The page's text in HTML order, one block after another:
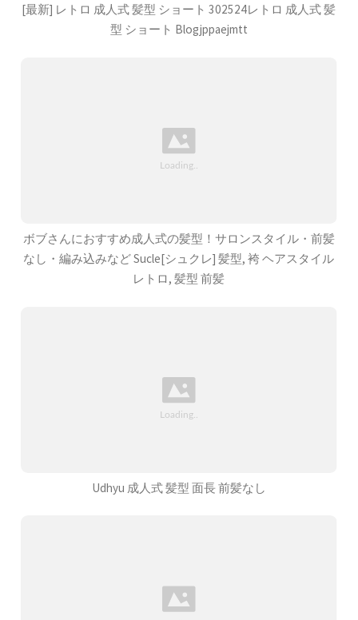
[最新] レトロ 成人式 髪型 ショート 302524レトロ 成人式 髪
型 ショート Blogjppaejmtt
ボブさんにおすすめ成人式の髪型！サロンスタイル・前髪
なし・編み込みなど Sucle[シュクレ] 髪型, 袴 ヘアスタイル
レトロ, 髪型 前髪
Udhyu 成人式 髪型 面長 前髪なし